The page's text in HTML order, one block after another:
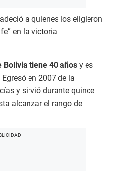
a quienes los eligieron
en la victoria.
Bolivia tiene 40 años y es
en 2007 de la
y sirvió durante quince
alcanzar el rango de